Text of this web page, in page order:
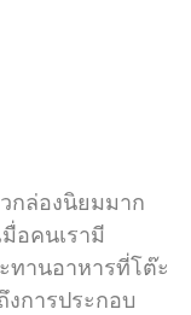
กล่องนิยมมาก
อคนเรามี
ทานอาหารที่โต๊ะ
การประกอบ